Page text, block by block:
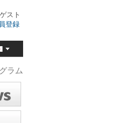
スト
登録
ラム